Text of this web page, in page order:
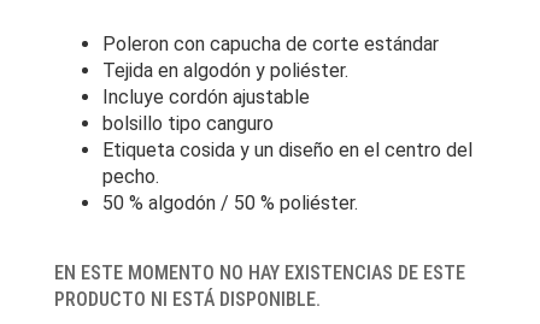
Poleron con capucha de corte estándar
Tejida en algodón y poliéster.
Incluye cordón ajustable
bolsillo tipo canguro
Etiqueta cosida y un diseño en el centro del
pecho.
50 % algodón / 50 % poliéster.
EN ESTE MOMENTO NO HAY EXISTENCIAS DE ESTE
PRODUCTO NI ESTÁ DISPONIBLE.